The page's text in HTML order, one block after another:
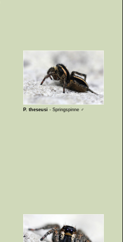
P. theseusi - Springspinne ♂